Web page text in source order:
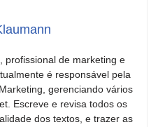
profissional de marketing e
é responsável pela
gerenciando vários
Escreve e revisa todos os
dos textos, e trazer as